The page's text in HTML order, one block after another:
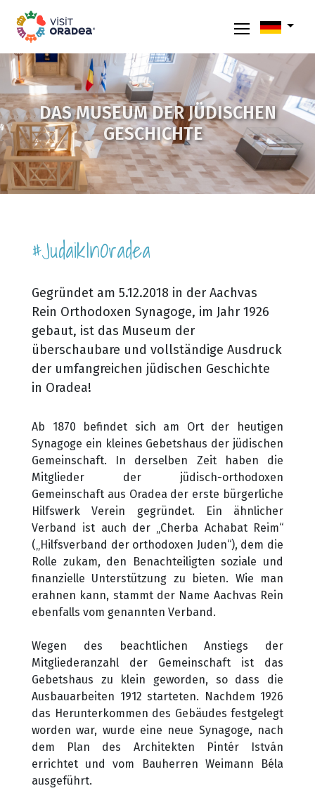
DAS MUSEUM DER JÜDISCHEN
GESCHICHTE
#JudaikInOradea
Gegründet am 5.12.2018 in der Aachvas
Rein Orthodoxen Synagoge, im Jahr 1926
gebaut, ist das Museum der
überschaubare und vollständige Ausdruck
der umfangreichen jüdischen Geschichte
in Oradea!
Ab 1870 befindet sich am Ort der heutigen
Synagoge ein kleines Gebetshaus der jüdischen
Gemeinschaft. In derselben Zeit haben die
Mitglieder der jüdisch-orthodoxen
Gemeinschaft aus Oradea der erste bürgerliche
Hilfswerk Verein gegründet. Ein ähnlicher
Verband ist auch der „Cherba Achabat Reim“
(„Hilfsverband der orthodoxen Juden“), dem die
Rolle zukam, den Benachteiligten soziale und
finanzielle Unterstützung zu bieten. Wie man
erahnen kann, stammt der Name Aachvas Rein
ebenfalls vom genannten Verband.
Wegen des beachtlichen Anstiegs der
Mitgliederanzahl der Gemeinschaft ist das
Gebetshaus zu klein geworden, so dass die
Ausbauarbeiten 1912 starteten. Nachdem 1926
das Herunterkommen des Gebäudes festgelegt
worden war, wurde eine neue Synagoge, nach
dem Plan des Architekten Pintér István
errichtet und vom Bauherren Weimann Béla
ausgeführt.